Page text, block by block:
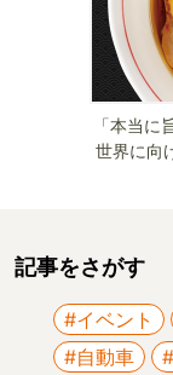
「本当に
世界に向
記事をさがす
#イベント
#自動車